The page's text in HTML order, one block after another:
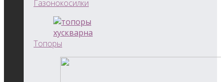
Газонокосилки
Топоры